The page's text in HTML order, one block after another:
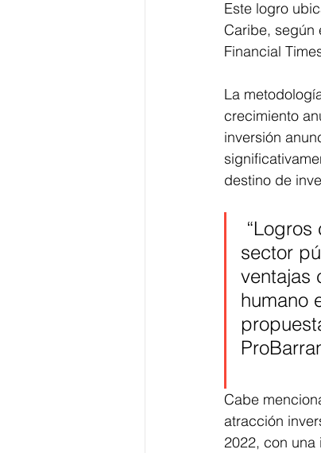
Este logro
Caribe, según
Financial
La
crecimiento
inversión
destino de
sector
ventajas
humano
Cabe
atracción
2022, con